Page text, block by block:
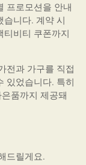
프로모션을 안내
니다. 계약 시
티비티 쿠폰까지
전과 가구를 직접
있었습니다. 특히
품까지 제공돼
드릴게요.